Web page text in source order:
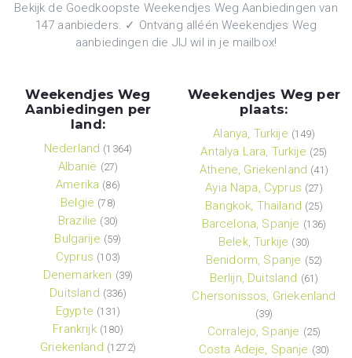
Bekijk de Goedkoopste Weekendjes Weg Aanbiedingen van
147 aanbieders. ✓ Ontvang alléén Weekendjes Weg
aanbiedingen die JIJ wil in je mailbox!
Weekendjes Weg
Aanbiedingen per
land:
Nederland (1364)
Albanië (27)
Amerika (86)
België (78)
Brazilie (30)
Bulgarije (59)
Cyprus (103)
Denemarken (39)
Duitsland (336)
Egypte (131)
Frankrijk (180)
Griekenland (1272)
Weekendjes Weg per
plaats:
Alanya, Turkije (149)
Antalya Lara, Turkije (25)
Athene, Griekenland (41)
Ayia Napa, Cyprus (27)
Bangkok, Thailand (25)
Barcelona, Spanje (136)
Belek, Turkije (30)
Benidorm, Spanje (52)
Berlijn, Duitsland (61)
Chersonissos, Griekenland
(39)
Corralejo, Spanje (25)
Costa Adeje, Spanje (30)